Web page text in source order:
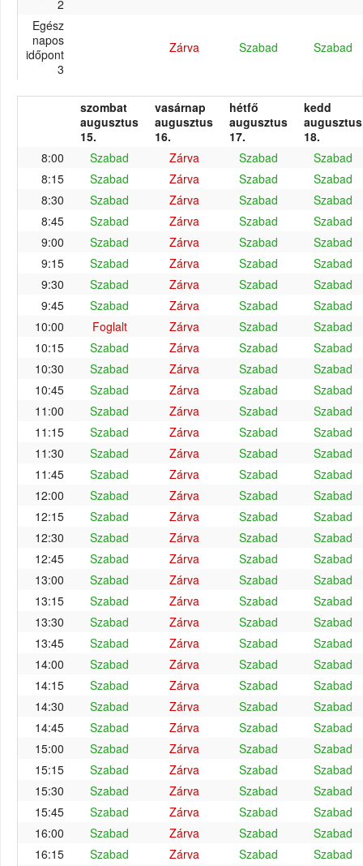
2
Egész
napos
időpont
3
Zárva Szabad Szabad
szombat
augusztus
15.
vasárnap
augusztus
16.
hétfő
augusztus
17.
kedd
augusztus
18.
8:00
Szabad Zárva Szabad
Szabad
8:15
Szabad Zárva Szabad
Szabad
8:30
Szabad Zárva Szabad
Szabad
8:45
Szabad Zárva Szabad
Szabad
9:00
Szabad Zárva Szabad
Szabad
9:15
Szabad Zárva Szabad
Szabad
9:30
Szabad Zárva Szabad
Szabad
9:45
Szabad Zárva Szabad
Szabad
10:00
Foglalt Zárva Szabad
Szabad
10:15
Szabad Zárva Szabad
Szabad
10:30
Szabad Zárva Szabad
Szabad
10:45
Szabad Zárva Szabad
Szabad
11:00
Szabad Zárva Szabad
Szabad
11:15
Szabad Zárva Szabad
Szabad
11:30
Szabad Zárva Szabad
Szabad
11:45
Szabad Zárva Szabad
Szabad
12:00
Szabad Zárva Szabad
Szabad
12:15
Szabad Zárva Szabad
Szabad
12:30
Szabad Zárva Szabad
Szabad
12:45
Szabad Zárva Szabad
Szabad
13:00
Szabad Zárva Szabad
Szabad
13:15
Szabad Zárva Szabad
Szabad
13:30
Szabad Zárva Szabad
Szabad
13:45
Szabad Zárva Szabad
Szabad
14:00
Szabad Zárva Szabad
Szabad
14:15
Szabad Zárva Szabad
Szabad
14:30
Szabad Zárva Szabad
Szabad
14:45
Szabad Zárva Szabad
Szabad
15:00
Szabad Zárva Szabad
Szabad
15:15
Szabad Zárva Szabad
Szabad
15:30
Szabad Zárva Szabad
Szabad
15:45
Szabad Zárva Szabad
Szabad
16:00
Szabad Zárva Szabad
Szabad
16:15
Szabad Zárva Szabad Szabad